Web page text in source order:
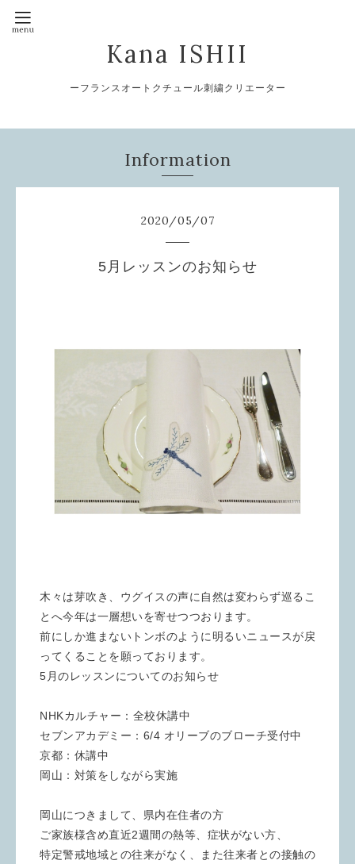
Kana ISHII
ーフランスオートクチュール刺繍クリエーター
Information
2020/05/07
5月レッスンのお知らせ
木々は芽吹き、ウグイスの声に自然は変わらず巡るこ
とへ今年は一層想いを寄せつつおります。
前にしか進まないトンボのように明るいニュースが戻
ってくることを願っております。
5月のレッスンについてのお知らせ
NHKカルチャー：全校休講中
セブンアカデミー：6/4 オリーブのブローチ受付中
京都：休講中
岡山：対策をしながら実施
岡山につきまして、県内在住者の方
ご家族様含め直近2週間の熱等、症状がない方、
特定警戒地域との往来がなく、また往来者との接触の